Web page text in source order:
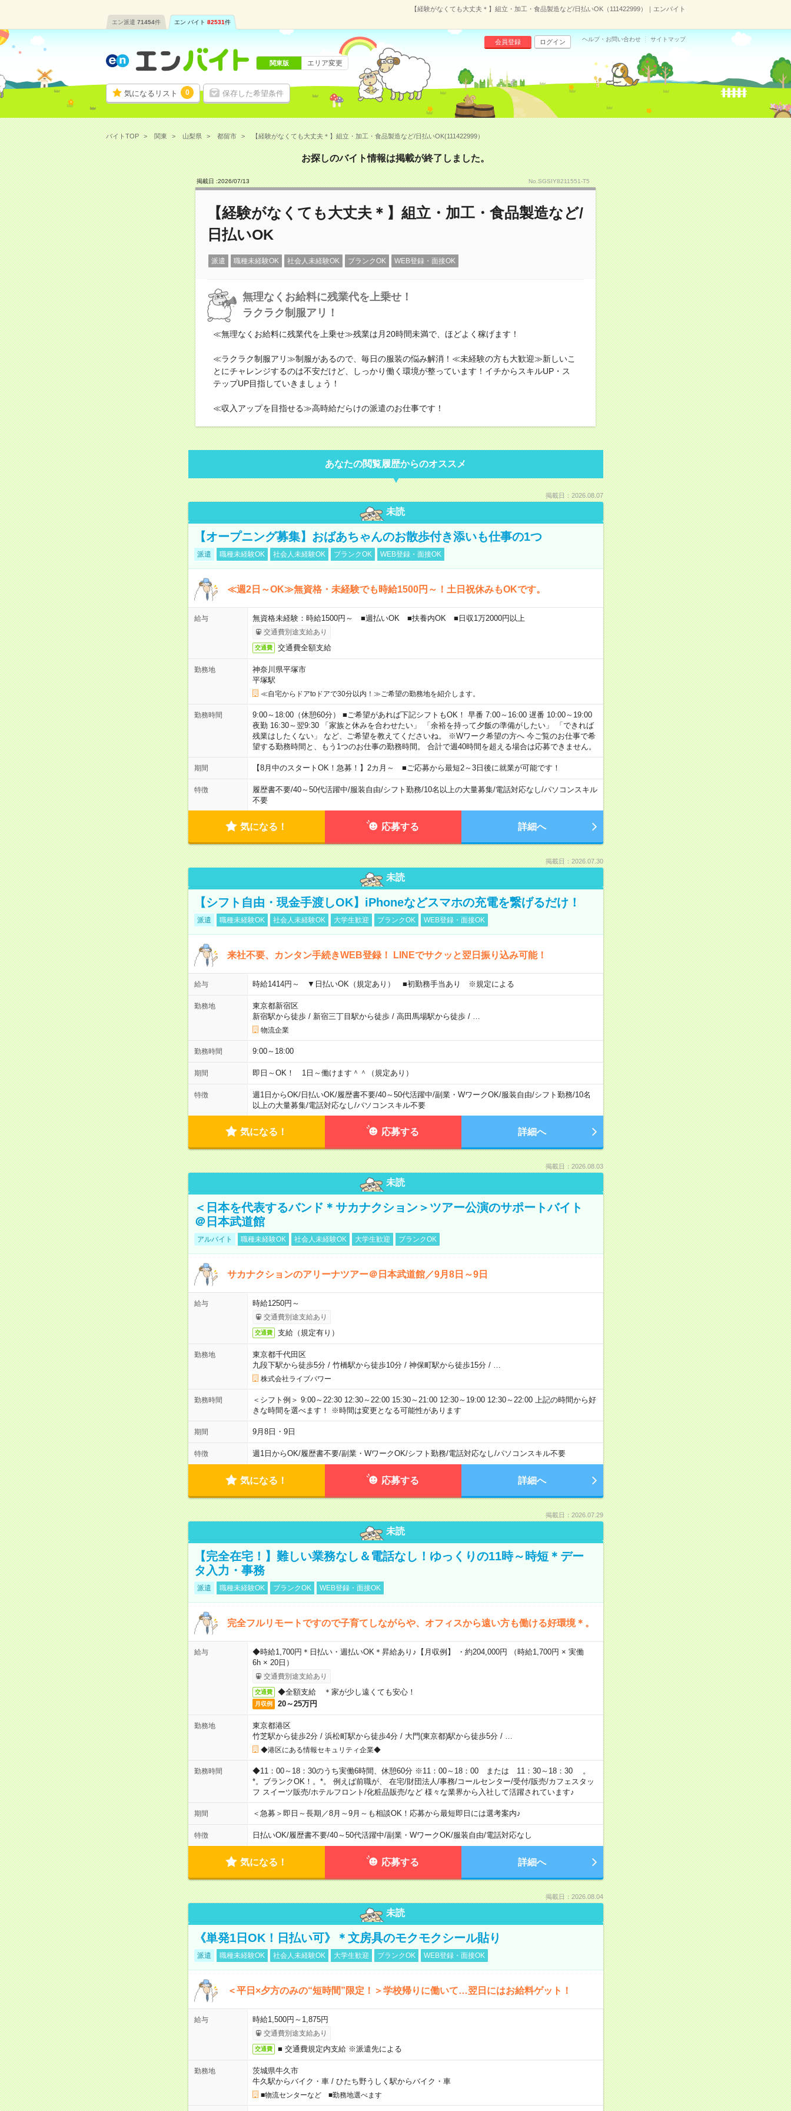
【経験がなくても大丈夫＊】組立・加工・食品製造など/日払いOK（111422999）｜エンバイト
エン派遣 71454件 エン バイト 82531件
気になるリスト 0 保存した希望条件
会員登録 ログイン ヘルプ・お問い合わせ サイトマップ
関東版 エリア変更
バイトTOP 関東 山梨県 都留市 【経験がなくても大丈夫＊】組立・加工・食品製造など/日払いOK(111422999）
お探しのバイト情報は掲載が終了しました。
掲載日 :2026/07/13 No.SGSIY8211551-T5
【経験がなくても大丈夫＊】組立・加工・食品製造など/
日払いOK
派遣 職種未経験OK 社会人未経験OK ブランクOK WEB登録・面接OK
無理なくお給料に残業代を上乗せ！
ラクラク制服アリ！
≪無理なくお給料に残業代を上乗せ≫残業は月20時間未満で、ほどよく稼げます！
≪ラクラク制服アリ≫制服があるので、毎日の服装の悩み解消！≪未経験の方も大歓迎≫新しいこ
とにチャレンジするのは不安だけど、しっかり働く環境が整っています！イチからスキルUP・ス
テップUP目指していきましょう！
≪収入アップを目指せる≫高時給だらけの派遣のお仕事です！
あなたの閲覧履歴からのオススメ
掲載日：2026.08.07
未読
【オープニング募集】おばあちゃんのお散歩付き添いも仕事の1つ
派遣 職種未経験OK 社会人未経験OK ブランクOK WEB登録・面接OK
≪週2日～OK≫無資格・未経験でも時給1500円～！土日祝休みもOKです。
給与 無資格未経験：時給1500円～ ■週払いOK ■扶養内OK ■日収1万2000円以上
交通費別途支給あり
交通費 交通費全額支給
勤務地
神奈川県平塚市
平塚駅
≪自宅からドアtoドアで30分以内！≫ご希望の勤務地を紹介します。
勤務時間
9:00～18:00（休憩60分） ■ご希望があれば下記シフトもOK！ 早番 7:00～16:00 遅番 10:00～19:00
夜勤 16:30～翌9:30 「家族と休みを合わせたい」 「余裕を持って夕飯の準備がしたい」 「できれば
残業はしたくない」 など、ご希望を教えてくださいね。 ※Wワーク希望の方へ 今ご覧のお仕事で希
望する勤務時間と、もう1つのお仕事の勤務時間。 合計で週40時間を超える場合は応募できません。
期間 【8月中のスタートOK！急募！】2カ月～ ■ご応募から最短2～3日後に就業が可能です！
特徴 履歴書不要/40～50代活躍中/服装自由/シフト勤務/10名以上の大量募集/電話対応なし/パソコンスキル
不要
気になる！ 応募する 詳細へ
掲載日：2026.07.30
未読
【シフト自由・現金手渡しOK】iPhoneなどスマホの充電を繋げるだけ！
派遣 職種未経験OK 社会人未経験OK 大学生歓迎 ブランクOK WEB登録・面接OK
来社不要、カンタン手続きWEB登録！ LINEでサクッと翌日振り込み可能！
給与 時給1414円～ ▼日払いOK（規定あり） ■初勤務手当あり ※規定による
勤務地
東京都新宿区
新宿駅から徒歩/ 新宿三丁目駅から徒歩/ 高田馬場駅から徒歩/
物流企業
勤務時間 9:00～18:00
期間 即日～OK！ 1日～働けます＾＾（規定あり）
特徴 週1日からOK/日払いOK/履歴書不要/40～50代活躍中/副業・WワークOK/服装自由/シフト勤務/10名
以上の大量募集/電話対応なし/パソコンスキル不要
気になる！ 応募する 詳細へ
掲載日：2026.08.03
未読
＜日本を代表するバンド＊サカナクション＞ツアー公演のサポートバイト
＠日本武道館
アルバイト 職種未経験OK 社会人未経験OK 大学生歓迎 ブランクOK
サカナクションのアリーナツアー＠日本武道館／9月8日～9日
給与 時給1250円～
交通費別途支給あり
交通費 支給（規定有り）
勤務地
東京都千代田区
九段下駅から徒歩5分/ 竹橋駅から徒歩10分/ 神保町駅から徒歩15分/
株式会社ライブパワー
勤務時間
＜シフト例＞ 9:00～22:30 12:30～22:00 15:30～21:00 12:30～19:00 12:30～22:00 上記の時間から好
きな時間を選べます！ ※時間は変更となる可能性があります
期間 9月8日・9日
特徴 週1日からOK/履歴書不要/副業・WワークOK/シフト勤務/電話対応なし/パソコンスキル不要
気になる！ 応募する 詳細へ
掲載日：2026.07.29
未読
【完全在宅！】難しい業務なし＆電話なし！ゆっくりの11時～時短＊デー
タ入力・事務
派遣 職種未経験OK ブランクOK WEB登録・面接OK
完全フルリモートですので子育てしながらや、オフィスから遠い方も働ける好環境＊。
給与
◆時給1,700円＊日払い・週払いOK＊昇給あり♪【月収例】 ・約204,000円 （時給1,700円 × 実働
6h × 20日）
交通費別途支給あり
交通費 ◆全額支給 ＊家が少し遠くても安心！
月収例 20～25万円
勤務地
東京都港区
竹芝駅から徒歩2分/ 浜松町駅から徒歩4分/ 大門(東京都)駅から徒歩5分/
◆港区にある情報セキュリティ企業◆
勤務時間
◆11：00～18：30のうち実働6時間、休憩60分 ※11：00～18：00 または 11：30～18：30 。
*。ブランクOK！。*。 例えば前職が、 在宅/財団法人/事務/コールセンター/受付/販売/カフェスタッ
フ スイーツ販売/ホテルフロント/化粧品販売/など 様々な業界から入社して活躍されています♪
期間 ＜急募＞即日～長期／8月～9月～も相談OK！応募から最短即日には選考案内♪
特徴 日払いOK/履歴書不要/40～50代活躍中/副業・WワークOK/服装自由/電話対応なし
気になる！ 応募する 詳細へ
掲載日：2026.08.04
未読
《単発1日OK！日払い可》＊文房具のモクモクシール貼り
派遣 職種未経験OK 社会人未経験OK 大学生歓迎 ブランクOK WEB登録・面接OK
＜平日×夕方のみの“短時間”限定！＞学校帰りに働いて…翌日にはお給料ゲット！
給与 時給1,500円～1,875円
交通費別途支給あり
交通費 ■ 交通費規定内支給 ※派遣先による
勤務地
茨城県牛久市
牛久駅からバイク・車/ ひたち野うしく駅からバイク・車
■物流センターなど ■勤務地選べます